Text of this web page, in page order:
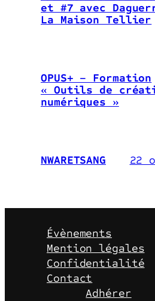
et #7 avec
La Maison Tellier
OPUS+ – Formation
« Outils de
numériques »
NWARETSANG 22
Évènements
Mention légales
Confidentialité
Contact
Adhérer